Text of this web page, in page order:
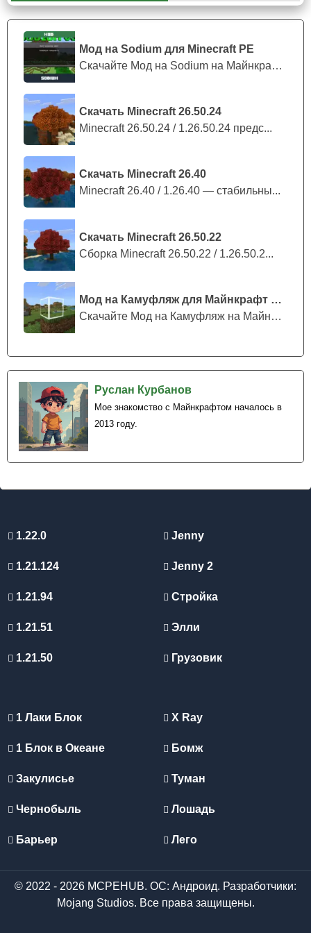
Мод на Sodium для Minecraft PE
Скачайте Мод на Sodium на Майнкрафт П...
Скачать Minecraft 26.50.24
Minecraft 26.50.24 / 1.26.50.24 предс...
Скачать Minecraft 26.40
Minecraft 26.40 / 1.26.40 — стабильны...
Скачать Minecraft 26.50.22
Сборка Minecraft 26.50.22 / 1.26.50.2...
Мод на Камуфляж для Майнкрафт ПЕ
Скачайте Мод на Камуфляж на Майнкрафт...
Руслан Курбанов
Мое знакомство с Майнкрафтом началось в
2013 году.
выскочит объект и будет включён скример. После
чего мир уже нельзя будет запустить.
Звуковое сопровождение
Во время прохождения игрокам Майнкрафт ПЕ стоит
использовать наушники. Так как звуковое
сопровождение карты SCP хоррор прекрасно
проработано. Звуки трескающихся ламп, главного
злодея не дадутспокойно вздохнуть пользователю
1.22.0
1.21.124
1.21.94
1.21.51
1.21.50
Jenny
Jenny 2
Стройка
Элли
Грузовик
1 Лаки Блок
1 Блок в Океане
Закулисье
Чернобыль
Барьер
X Ray
Бомж
Туман
Лошадь
Лего
© 2022 - 2026 MCPEHUB. ОС: Андроид. Разработчики:
Mojang Studios. Все права защищены.